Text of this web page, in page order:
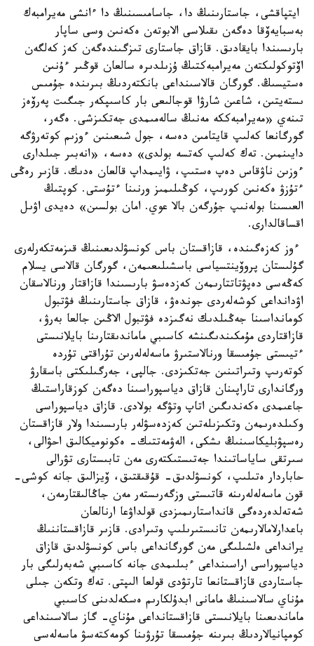
ايتپاقشى، جاستارىنىڭ دا، جاسامىسىنىڭ دا ءانشى مەيرامبەك
بەسبايەۆقا دەگەن ىقىلاسى الابوتەن ەكەنىن وسى ساپار
بارىسىندا بايقادىق. قازاق جاستارى تىزگىندەگەن كەز كەلگەن
اۆتوكولىكتەن مەيرامبەكتىڭ ۇزىلدىرە سالعان قوڭىر ءۇنىن
ەستيسىڭ. گورگان قالاسىنداعى بانكتەردىڭ بىرىندە جۇمىس
ىستەيتىن، شاعىن شارۋا قوجالىعى بار كاسىپكەر جىگىت پەرۆەز
تىنەي «مەيرامبەككە مەنىڭ سالەمىمدى جەتكىزشى. ەگەر،
گورگانعا كەلىپ قايتامىن دەسە، جول شىعىنىن ءوزىم كوتەرۋگە
دايىنمىن. تەك كەلىپ كەتسە بولدى» دەسە، «انەبىر جىلدارى
ءوزىن ناۋقاس دەپ ەستىپ، ۋايىمداپ قالعان ەدىك. قازىر رەڭى
ءتۇزۋ ەكەنىن كورىپ، كوڭىلىمىز ورنىنا ءتۇستى. كوپتىڭ
العىسىنا بولەنىپ جۇرگەن بالا عوي. امان بولسىن» دەيدى اۋىل
اقساقالدارى.
ءوز كەزەگىندە، قازاقستان باس كونسۋلدىعىنىڭ قىزمەتكەرلەرى
گۇلىستان پروۆينتسياسى باسشىلىعىمەن، گورگان قالاسى يسلام
كەڭەسى دەپۋتاتتارىمەن كەزدەسۋ بارىسىندا قازاقتار ورنالاسقان
اۋدانداعى كوشەلەردى جوندەۋ، قازاق جاستارىنىڭ فۋتبول
كومانداسىنا جەڭىلدىك نەگىزدە فۋتبول الاڭىن جالعا بەرۋ،
قازاقتاردى مۇمكىندىگىنشە كاسىبي ماماندىقتارىنا بايلانىستى
ءتيىستى جۇمىسقا ورنالاستىرۋ ماسەلەلەرىن تۇراقتى تۇردە
كوتەرىپ وتىراتىنىن جەتكىزدى. جالپى، جەرگىلىكتى باسقارۋ
ورگاندارى تاراپىنان قازاق دياسپوراسىنا دەگەن كوزقاراستىڭ
جاعىمدى ەكەندىگىن اتاپ وتۋگە بولادى. قازاق دياسپوراسى
وكىلدەرىمەن وتكىزىلەتىن كەزدەسۋلەر بارىسىندا ولار قازاقستان
رەسپۋبليكاسىنىڭ ىشكى، الەۋمەتتىك- ەكونوميكالىق احۋالى،
سىرتقى ساياساتىندا جەتىستىكتەرى مەن تابىستارى تۋرالى
حاباردار ەتىلىپ، كونسۋلدىق- قۇقىقتىق، ۆيزالىق جانە كوشى-
قون ماسەلەلەرىنە قاتىستى وزگەرىستەر مەن جاڭالىقتارمەن،
شەتەلدەردەگى قانداستارىمىزدى قولداۋعا ارنالعان
باعدارلامالارىمەن تانىستىرىلىپ وتىرادى. قازىر قازاقستاننىڭ
يرانداعى ەلشىلىگى مەن گورگانداعى باس كونسۋلدىق قازاق
دياسپوراسى اراسىنداعى ءبىلىمدى جانە كاسىبي شەبەرلىگى بار
جاستاردى قازاقستانعا تارتۋدى قولعا الىپتى. تەك وتكەن جىلى
مۇناي سالاسىنىڭ مامانى ابدۇلكارىم ەسكەلدىنى كاسىبي
ماماندىعىنا بايلانىستى قازاقستانداعى مۇناي- گاز سالاسىنداعى
كومپانيالاردىڭ بىرىنە جۇمىسقا تۇرۋىنا كومەكتەسۋ ماسەلەسى